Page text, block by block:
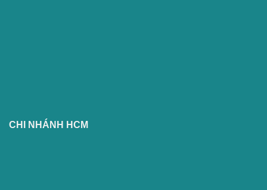
CHI NHÁNH HCM